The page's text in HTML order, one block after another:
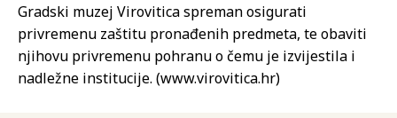
Gradski muzej Virovitica spreman osigurati
privremenu zaštitu pronađenih predmeta, te obaviti
njihovu privremenu pohranu o čemu je izvijestila i
nadležne institucije. (www.virovitica.hr)